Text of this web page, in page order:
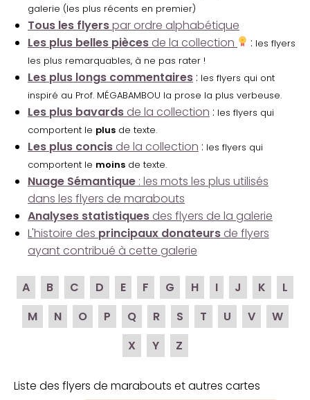
galerie (les plus récents en premier)
Tous les flyerspar ordre alphabétique
Les plus belles pièces de la collection : les flyers
les plus remarquables, à ne pas rater !
Les plus longs commentaires : les flyers qui ont
inspiré au Prof. MÉGABAMBOU la prose la plus verbeuse.
Les plus bavards de la collection : les flyers qui
comportent le plus de texte.
Les plus concis de la collection : les flyers qui
comportent le moins de texte.
Nuage Sémantique : les mots les plus utilisés
dans les flyers de marabouts
Analyses statistiques des flyers de la galerie
L'histoire des principaux donateurs de flyers
ayant contribué à cette galerie
A B C D E F G H I J K
L
M
N O P Q R S T U V
W
X
Y Z
Liste des flyers de marabouts et autres cartes